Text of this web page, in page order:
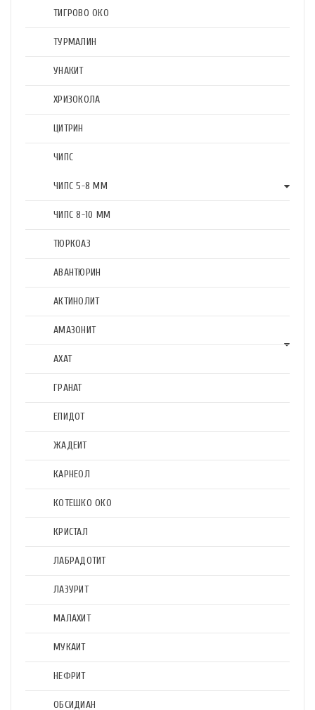
ТИГРОВО ОКО
ТУРМАЛИН
УНАКИТ
ХРИЗОКОЛА
ЦИТРИН
ЧИПС
ЧИПС 5-8 ММ
ЧИПС 8-10 ММ
ТЮРКОАЗ
АВАНТЮРИН
АКТИНОЛИТ
АМАЗОНИТ
АХАТ
ГРАНАТ
ЕПИДОТ
ЖАДЕИТ
КАРНЕОЛ
КОТЕШКО ОКО
КРИСТАЛ
ЛАБРАДОТИТ
ЛАЗУРИТ
МАЛАХИТ
МУКАИТ
НЕФРИТ
ОБСИДИАН